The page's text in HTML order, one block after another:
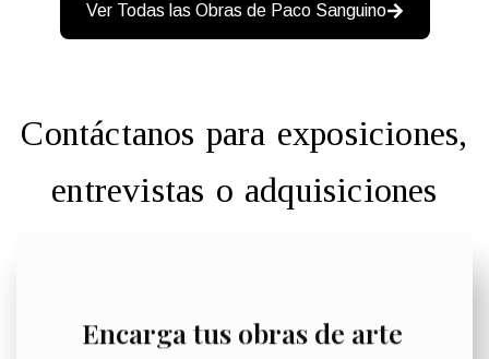
Ver Todas las Obras de Paco Sanguino
Contáctanos para exposiciones,
entrevistas o adquisiciones
Encarga tus obras de arte